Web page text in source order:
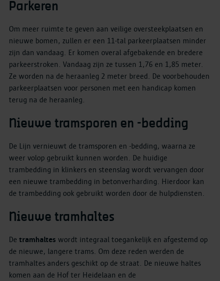
Parkeren
Om meer ruimte te geven aan veilige oversteekplaatsen en
nieuwe bomen, zullen er een 11-tal parkeerplaatsen minder
zijn dan vandaag. Er komen overal afgebakende en bredere
parkeerstroken. Vandaag zijn ze tussen 1,76 en 1,85 meter.
Ze worden na de heraanleg 2 meter breed. De voorbehouden
parkeerplaatsen voor personen met een handicap komen
terug na de heraanleg.
Nieuwe tramsporen en -bedding
De Lijn vernieuwt de tramsporen en -bedding, waarna ze
weer volop gebruikt kunnen worden. De huidige
trambedding in klinkers en steenslag wordt vervangen door
een nieuwe trambedding in betonverharding. Hierdoor kan
de trambedding ook gebruikt worden door de hulpdiensten.
Nieuwe tramhaltes
De tramhaltes wordt integraal toegankelijk en afgestemd op
de nieuwe, langere trams. Om deze reden werden de
tramhaltes anders geschikt op de straat. De nieuwe haltes
komen aan de Hof ter Heidelaan en de